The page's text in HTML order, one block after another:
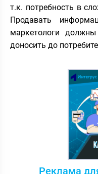
т.к. потребность в
Продавать
маркетологи
доносить до
Реклама